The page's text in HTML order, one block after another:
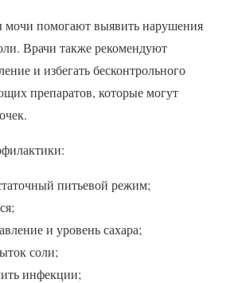
мочи помогают выявить нарушения
Врачи также рекомендуют
и избегать бесконтрольного
препаратов, которые могут
питьевой режим;
и уровень сахара;
соли;
инфекции;